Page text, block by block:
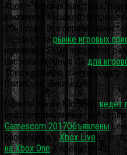
Xbox — игровая приставка,
компанией Microsoft. Впервые
2001 года. Это первое
Microsoft нарынке игровых
компанией SEGA проекта по
системы Windows CEдля
Xbox напрямую конкурировала
GameCube. Википедия
Читайте также:Microsoftведет
кроссплатформенностиВ
Gamescom 2017Объявлены
распродажа вXbox Live
на Xbox OneX превысит 4k